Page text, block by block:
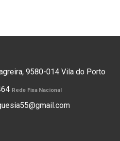
9580-014 Vila do Porto
Rede Fixa Nacional